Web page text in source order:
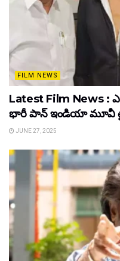
FILM NEWS
Latest Film News :
భారీ పాన్‌ ఇండియా మూవీ
JUNE 27, 2025